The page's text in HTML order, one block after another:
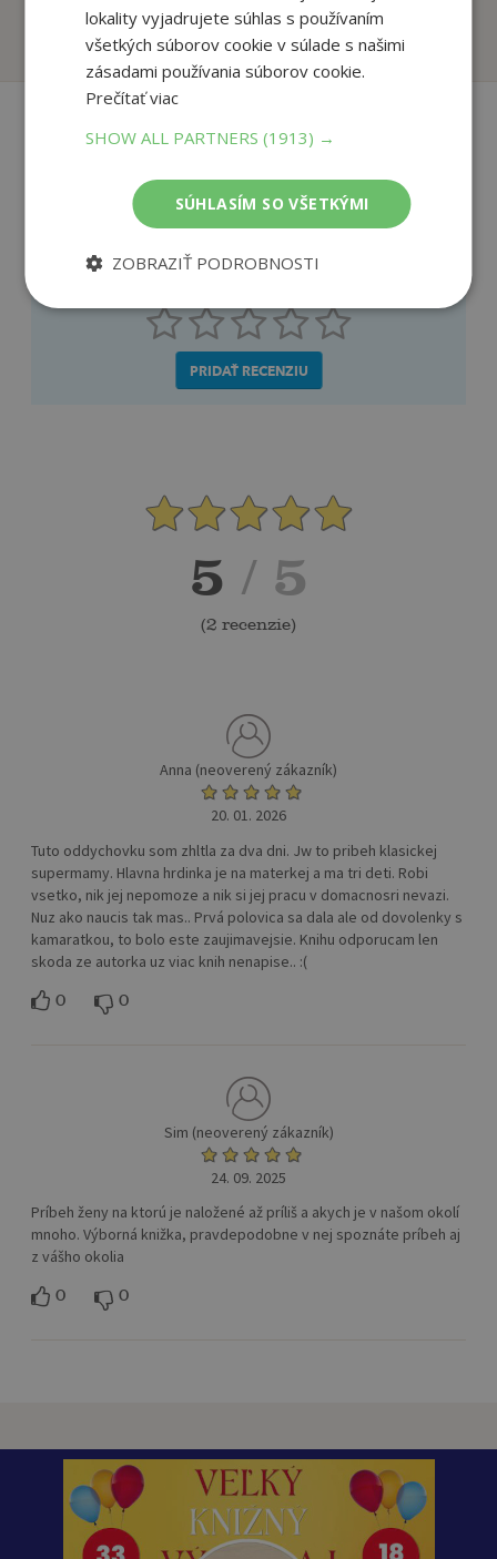
Na sklade Na sklade
PRIDAŤ RECENZIU
5 / 5
(2 recenzie)
Anna (neoverený zákazník)
20. 01. 2026
Tuto oddychovku som zhltla za dva dni. Jw to pribeh klasickej
supermamy. Hlavna hrdinka je na materkej a ma tri deti. Robi
vsetko, nik jej nepomoze a nik si jej pracu v domacnosri nevazi.
Nuz ako naucis tak mas.. Prvá polovica sa dala ale od dovolenky s
kamaratkou, to bolo este zaujimavejsie. Knihu odporucam len
skoda ze autorka uz viac knih nenapise.. :(
0 0
Sim (neoverený zákazník)
24. 09. 2025
Príbeh ženy na ktorú je naložené až príliš a akych je v našom okolí
mnoho. Výborná knižka, pravdepodobne v nej spoznáte príbeh aj
z vášho okolia
0 0
lokality vyjadrujete súhlas s používaním
všetkých súborov cookie v súlade s našimi
zásadami používania súborov cookie.
Prečítať viac
SHOW ALL PARTNERS(1913) →
SÚHLASÍM SO VŠETKÝMI
ZOBRAZIŤ PODROBNOSTI